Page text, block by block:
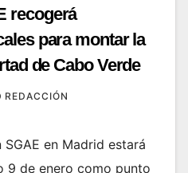
recogerá
para montar la
de Cabo Verde
REDACCIÓN
en Madrid estará
9 de enero como punto